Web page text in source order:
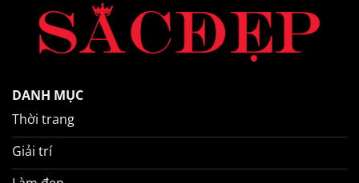
DANH MỤC
Thời trang
Giải trí